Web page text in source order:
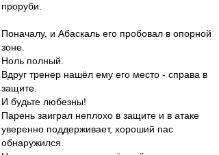
проруби.
Поначалу, и Абаскаль его пробовал в опорной
зоне.
Ноль полный.
Вдруг тренер нашёл ему его место - справа в
защите.
И будьте любезны!
Парень заиграл неплохо в защите и в атаке
уверенно поддерживает, хороший пас
обнаружился.